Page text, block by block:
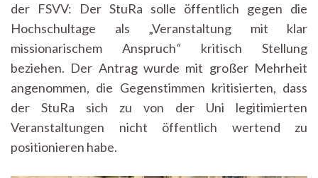
der FSVV: Der StuRa solle öffentlich gegen die
Hochschultage als „Veranstaltung mit klar
missionarischem Anspruch“kritisch Stellung
beziehen. Der Antrag wurde mit großer Mehrheit
angenommen, die Gegenstimmen kritisierten, dass
der StuRa sich zu von der Uni legitimierten
Veranstaltungen nicht öffentlich wertend zu
positionieren habe.